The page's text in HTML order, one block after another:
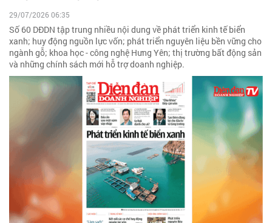
29/07/2026 06:35
Số 60 DĐDN tập trung nhiều nội dung về phát triển kinh tế biển
xanh; huy động nguồn lực vốn; phát triển nguyên liệu bền vững cho
ngành gỗ; khoa học - công nghệ Hưng Yên; thị trường bất động sản
và những chính sách mới hỗ trợ doanh nghiệp.